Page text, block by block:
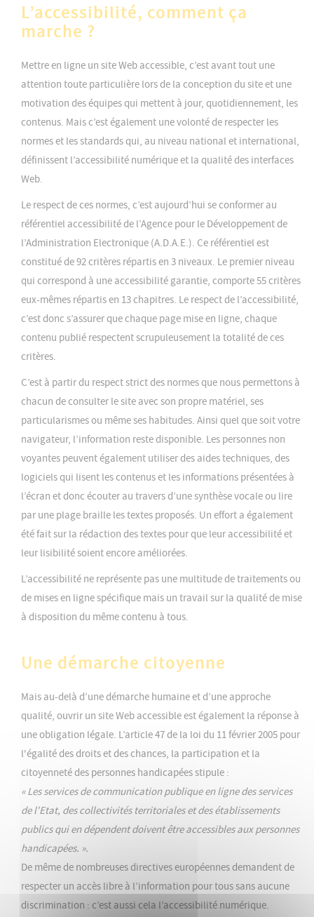
L’accessibilité, comment ça
marche ?
Mettre en ligne un site Web accessible, c’est avant tout une
attention toute particulière lors de la conception du site et une
motivation des équipes qui mettent à jour, quotidiennement, les
contenus. Mais c’est également une volonté de respecter les
normes et les standards qui, au niveau national et international,
définissent l’accessibilité numérique et la qualité des interfaces
Web.
Le respect de ces normes, c’est aujourd’hui se conformer au
référentiel accessibilité de l’Agence pour le Développement de
l’Administration Electronique (A.D.A.E.). Ce référentiel est
constitué de 92 critères répartis en 3 niveaux. Le premier niveau
qui correspond à une accessibilité garantie, comporte 55 critères
eux-mêmes répartis en 13 chapitres. Le respect de l’accessibilité,
c’est donc s’assurer que chaque page mise en ligne, chaque
contenu publié respectent scrupuleusement la totalité de ces
critères.
C’est à partir du respect strict des normes que nous permettons à
chacun de consulter le site avec son propre matériel, ses
particularismes ou même ses habitudes. Ainsi quel que soit votre
navigateur, l’information reste disponible. Les personnes non
voyantes peuvent également utiliser des aides techniques, des
logiciels qui lisent les contenus et les informations présentées à
l’écran et donc écouter au travers d’une synthèse vocale ou lire
par une plage braille les textes proposés. Un effort a également
été fait sur la rédaction des textes pour que leur accessibilité et
leur lisibilité soient encore améliorées.
L’accessibilité ne représente pas une multitude de traitements ou
de mises en ligne spécifique mais un travail sur la qualité de mise
à disposition du même contenu à tous.
Une démarche citoyenne
Mais au-delà d’une démarche humaine et d’une approche
qualité, ouvrir un site Web accessible est également la réponse à
une obligation légale. L’article 47 de la loi du 11 février 2005 pour
l'égalité des droits et des chances, la participation et la
citoyenneté des personnes handicapées stipule :
« Les services de communication publique en ligne des services
de l'Etat, des collectivités territoriales et des établissements
publics qui en dépendent doivent être accessibles aux personnes
handicapées. ».
De même de nombreuses directives européennes demandent de
respecter un accès libre à l’information pour tous sans aucune
discrimination : c’est aussi cela l’accessibilité numérique.